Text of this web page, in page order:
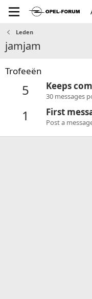
Leden
jamjam
Trofeeën
5 Keeps
30 messages
1 First
Post a